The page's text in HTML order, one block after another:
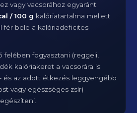
vagy vacsorához egyaránt
/ 100 g kalóriatartalma mellett
fér bele a kalóriadeficites
felében fogyasztani (reggeli,
kalóriakeret a vacsorára is
az adott étkezés leggyengébb
vagy egészséges zsír)